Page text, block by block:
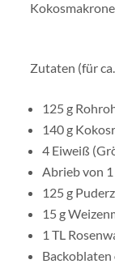
Zutaten (für
125 g
140 g
4 Eiweiß
Abrieb von
125 g
15 g
1 TL
Backoblaten